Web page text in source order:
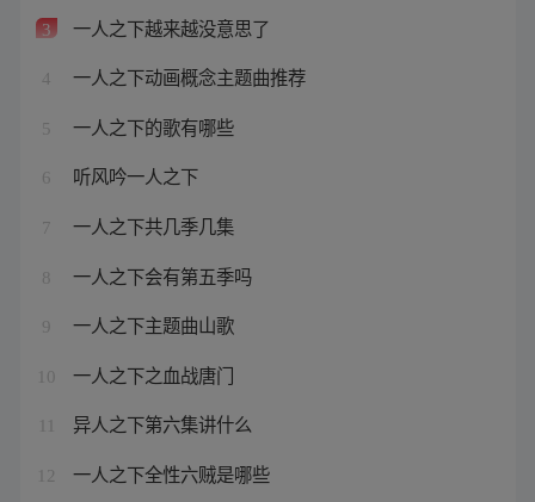
3 一人之下越来越没意思了
4 一人之下动画概念主题曲推荐
5 一人之下的歌有哪些
6 听风吟一人之下
7 一人之下共几季几集
8 一人之下会有第五季吗
9 一人之下主题曲山歌
10 一人之下之血战唐门
异人之下第六集讲什么
12 一人之下全性六贼是哪些